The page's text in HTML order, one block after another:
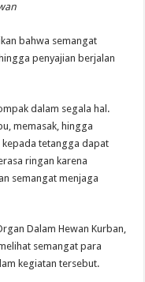
bahwa semangat
penyajian berjalan
dalam segala hal.
memasak, hingga
kepada tetangga dapat
ringan karena
semangat menjaga
Dalam Hewan Kurban,
semangat para
kegiatan tersebut.